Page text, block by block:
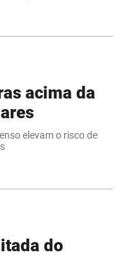
acima da
elevam o risco de
do